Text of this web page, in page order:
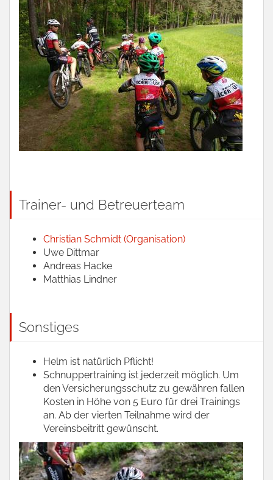
Trainer- und Betreuerteam
Christian Schmidt (Organisation)
Uwe Dittmar
Andreas Hacke
Matthias Lindner
Sonstiges
Helm ist natürlich Pflicht!
Schnuppertraining ist jederzeit möglich. Um
den Versicherungsschutz zu gewähren fallen
Kosten in Höhe von 5 Euro für drei Trainings
an. Ab der vierten Teilnahme wird der
Vereinsbeitritt gewünscht.